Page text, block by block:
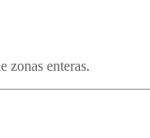
zonas enteras.